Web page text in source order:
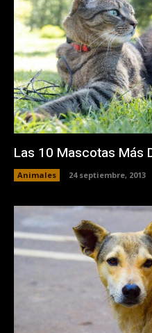
Las 10 Mascotas Más
Animales 24 septiembre, 2013